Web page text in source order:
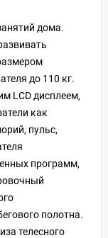
дома.
до 110 кг.
LCD дисплеем,
как
пульс,
программ,
полотна.
телесного